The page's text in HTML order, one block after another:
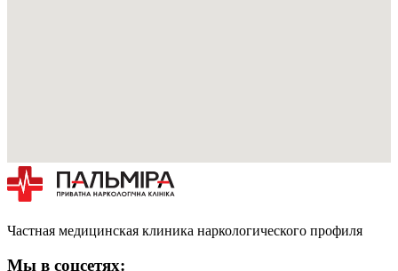
Частная медицинская клиника наркологического профиля
Мы в соцсетях: